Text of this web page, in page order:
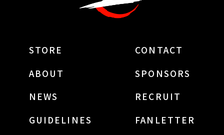
STORE
CONTACT
ABOUT
SPONSORS
NEWS
RECRUIT
GUIDELINES
FANLETTER